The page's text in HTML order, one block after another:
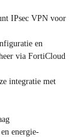
IPsec VPN voor
en
via FortiCloud
integratie met
energie-